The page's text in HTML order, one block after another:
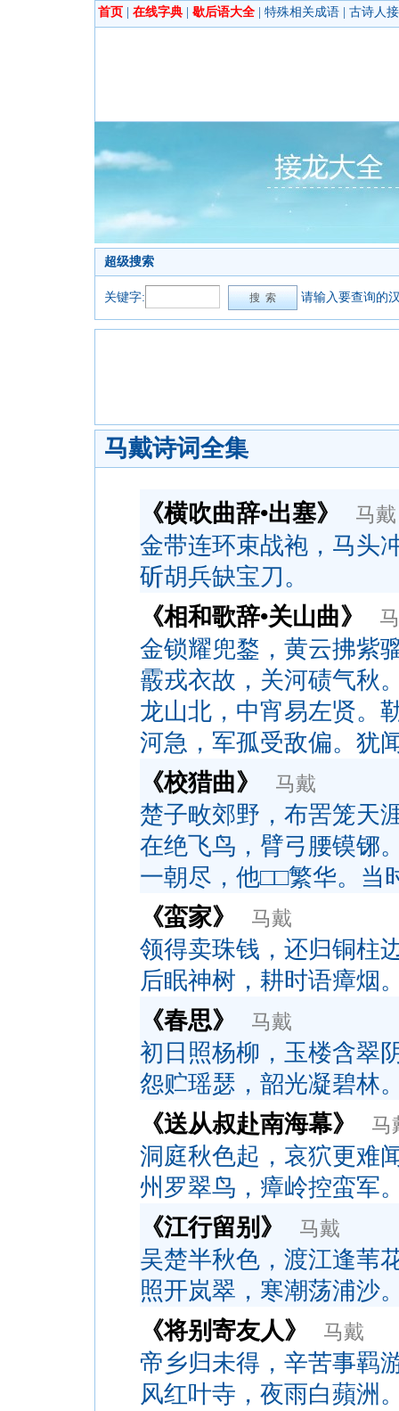
首页 在线字典 歇后语大全 特殊相关成语 古诗人
超级搜索
关键字: 请输入要查询的
马戴诗词全集
《横吹曲辞•出塞》 马戴
金带连环束战袍，马头
斫胡兵缺宝刀。
《相和歌辞•关山曲》
金锁耀兜鍪，黄云拂紫
霰戎衣故，关河碛气秋
龙山北，中宵易左贤。
河急，军孤受敌偏。犹
《校猎曲》
马戴
楚子畋郊野，布罟笼天
在绝飞鸟，臂弓腰镆铘
一朝尽，他□□繁华。当
《蛮家》
马戴
领得卖珠钱，还归铜柱
后眠神树，耕时语瘴烟
《春思》
马戴
初日照杨柳，玉楼含翠
怨贮瑶瑟，韶光凝碧林
《送从叔赴南海幕》
马
洞庭秋色起，哀狖更难
州罗翠鸟，瘴岭控蛮军
《江行留别》
马戴
吴楚半秋色，渡江逢苇
照开岚翠，寒潮荡浦沙
《将别寄友人》
马戴
帝乡归未得，辛苦事羁
风红叶寺，夜雨白蘋洲